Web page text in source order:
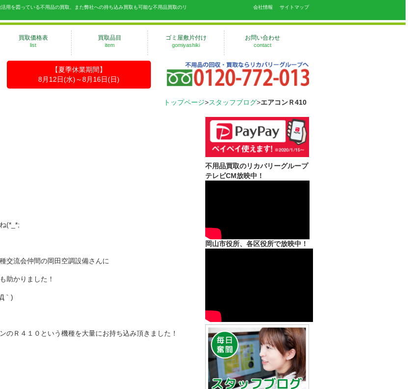
を図っている不用品の買取、また弊社への持ち込み買取も可能な不用品買取のリ
会社情報 サイトマップ
買取価格表
list
買取品目
item
ゴミ屋敷片付け
gomiyashiki
お問い合わせ
contact
【夏季休業期間】
8月12日(水)～8月16日(日)
トップページ>スタッフブログ>エアコンＲ410
(*_*;
交流会仲間の岡田空調設備さんに
助かりました！
｀)
のＲ４１０という機種を大量にお持ち込み頂きました！
不用品買取のリカバリーグループ
テレビCM放映中！
岡山市役所、各区役所で放映中！